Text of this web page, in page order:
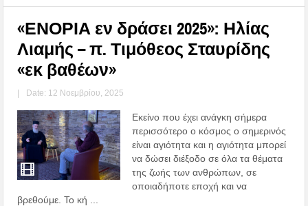
«ΕΝΟΡΙΑ εν δράσει 2025»: Ηλίας
Λιαμής – π. Τιμόθεος Σταυρίδης
«εκ βαθέων»
| Date: 12 Νοεμβρίου, 2025
Εκείνο που έχει ανάγκη σήμερα
περισσότερο ο κόσμος ο σημερινός
είναι αγιότητα και η αγιότητα μπορεί
να δώσει διέξοδο σε όλα τα θέματα
της ζωής των ανθρώπων, σε
οποιαδήποτε εποχή και να
βρεθούμε. Το κή ...